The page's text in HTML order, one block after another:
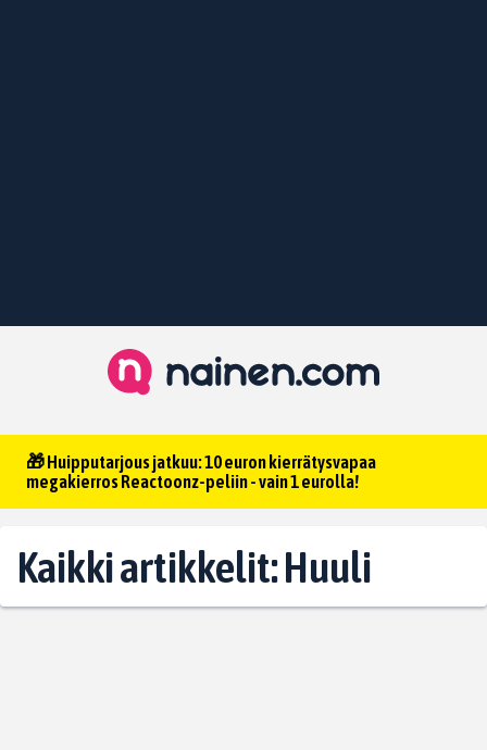
🎁 Huipputarjous jatkuu: 10 euron kierrätysvapaa
megakierros Reactoonz-peliin - vain 1 eurolla!
Kaikki artikkelit: Huuli